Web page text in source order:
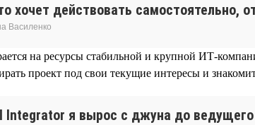
хочет действовать самостоятельно,
Василенко
на ресурсы стабильной и крупной ИТ-
проект под свои текущие интересы и
Integrator я вырос с джуна до ведущего